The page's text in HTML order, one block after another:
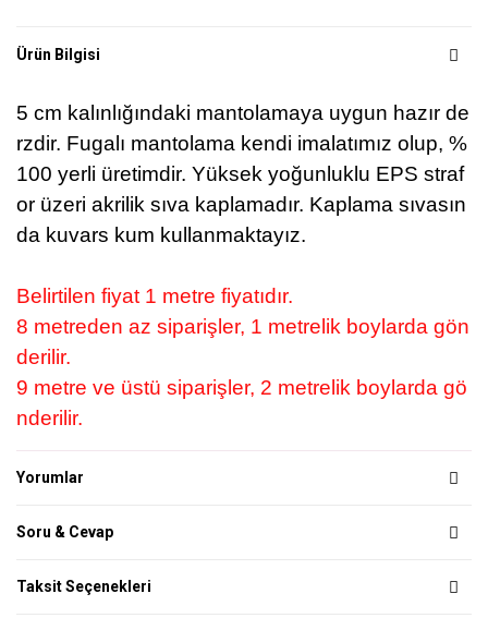
Ürün Bilgisi
5 cm kalınlığındaki mantolamaya uygun hazır de
rzdir. Fugalı mantolama kendi imalatımız olup, %
100 yerli üretimdir. Yüksek yoğunluklu EPS straf
or üzeri akrilik sıva kaplamadır. Kaplama sıvasın
da kuvars kum kullanmaktayız.
Belirtilen fiyat 1 metre fiyatıdır.
8 metreden az siparişler, 1 metrelik boylarda gön
derilir.
9 metre ve üstü siparişler, 2 metrelik boylarda gö
nderilir.
Yorumlar
Soru & Cevap
Taksit Seçenekleri